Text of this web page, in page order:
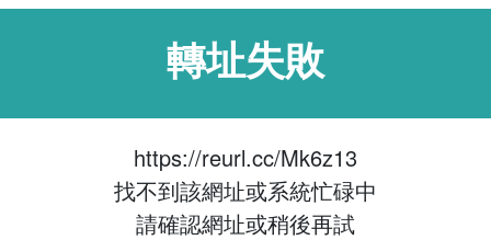
轉址失敗
https://reurl.cc/Mk6z13
找不到該網址或系統忙碌中
請確認網址或稍後再試